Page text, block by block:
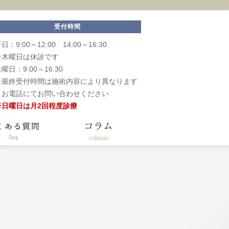
受付時間
日：9:00～12:00 14:00～16:30
曜日は休診です
曜日：9:00～16:30
終受付時間は施術内容により異なります
電話にてお問い合わせください
曜日は月2回程度診療